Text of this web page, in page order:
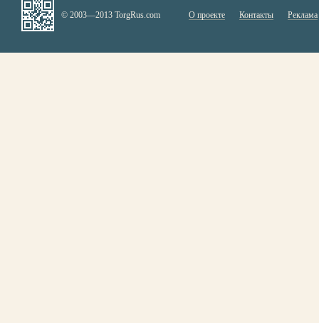
© 2003—2013 TorgRus.com О проекте Контакты Реклама